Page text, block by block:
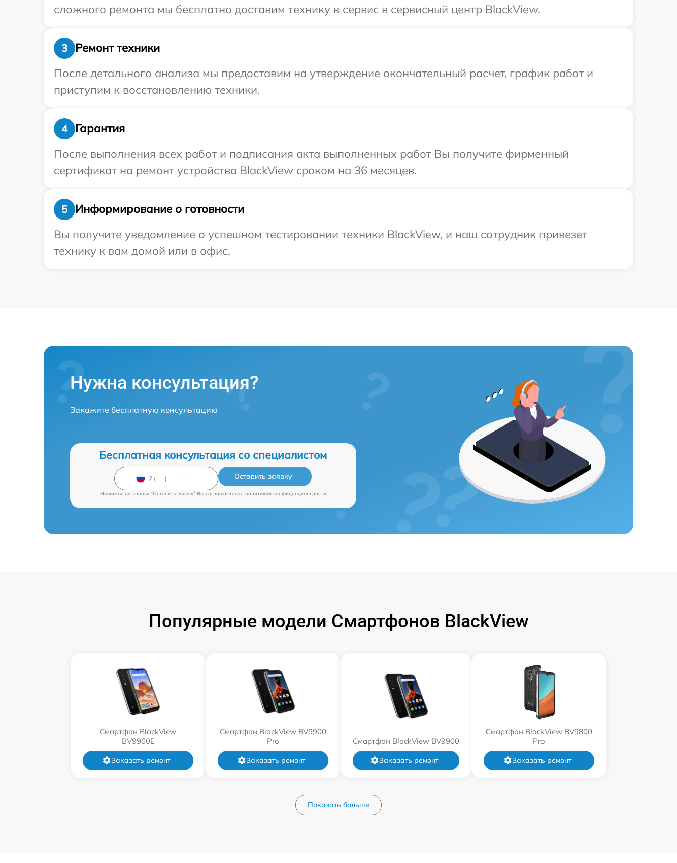
сложного ремонта мы бесплатно доставим технику в сервис в сервисный центр BlackView.
3
Ремонт техники
После детального анализа мы предоставим на утверждение окончательный расчет, график работ и
приступим к восстановлению техники.
4
Гарантия
После выполнения всех работ и подписания акта выполненных работ Вы получите фирменный
сертификат на ремонт устройства BlackView сроком на 36 месяцев.
5
Информирование о готовности
Вы получите уведомление о успешном тестировании техники BlackView, и наш сотрудник привезет
технику к вам домой или в офис.
Нужна консультация?
Закажите бесплатную консультацию
Бесплатная консультация со специалистом
Оставить заявку
Нажимая на кнопку "Оставить заявку" Вы соглашаетесь c политикой конфиденциальности
Популярные модели Смартфонов BlackView
Смартфон BlackView
BV9900E
Заказать ремонт
Смартфон BlackView BV9900
Pro
Заказать ремонт
Смартфон BlackView BV9900
Заказать ремонт
Смартфон BlackView BV9800
Pro
Заказать ремонт
Показать больше